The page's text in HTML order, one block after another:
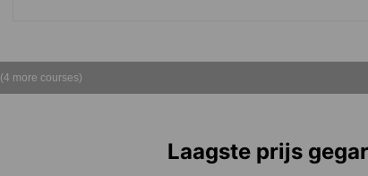
(4 more courses)
Laagste prijs